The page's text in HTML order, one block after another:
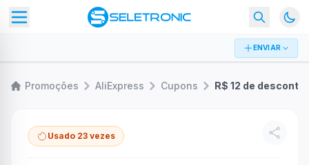
ENVIAR
Promoções AliExpress Cupons
Usado 23 vezes